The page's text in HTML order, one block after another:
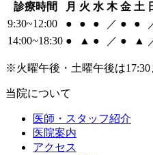
診療時間 月 火 水 木 金 土
9:30~12:00
● ● ● ／ ● ●
14:00~18:30 ● ▲ ● ／ ● ▲
※火曜午後・土曜午後は17:30
当院について
医師・スタッフ紹介
医院案内
アクセス